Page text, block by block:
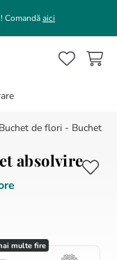
Comandăaici
Buchet de flori - Buchet
absolvire